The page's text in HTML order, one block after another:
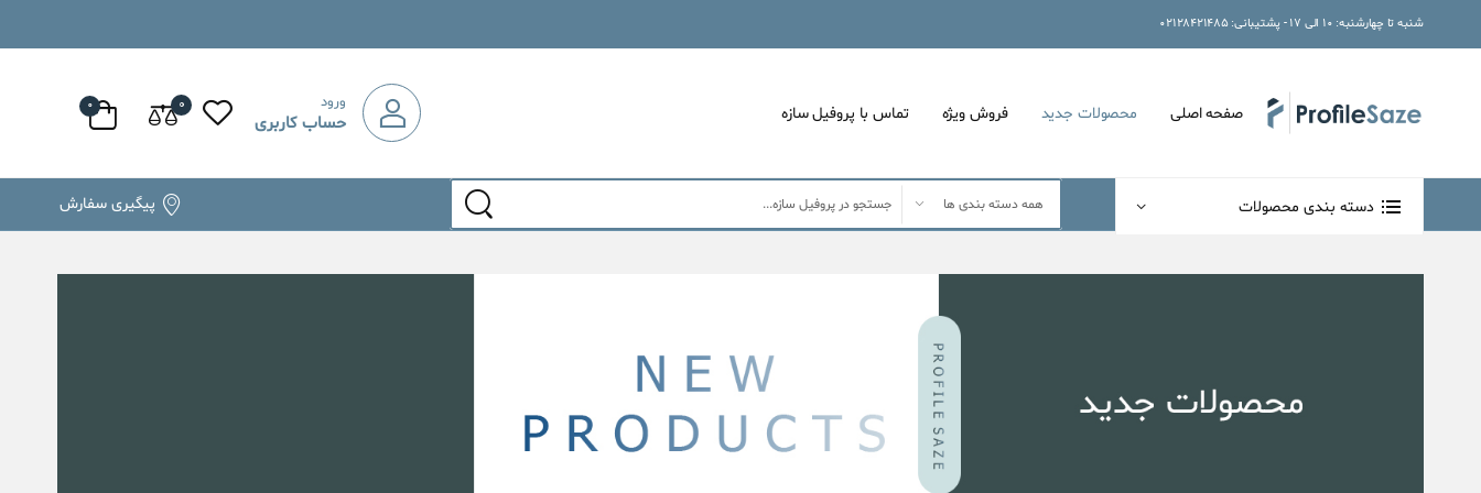
شنبه تا چهارشنبه: ۱۰ الی ۱۷ - پشتیبانی: ۰۲۱۲۸۴۲۱۴۸۵
صفحه اصلی محصولات جدید فروش ویژه تماس با پروفیل سازه
ورود
حساب کاربری
۰ ۰
دسته بندی محصولات پیگیری سفارش